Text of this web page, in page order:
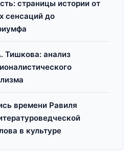
страницы истории от
сенсаций до
Тишкова: анализ
времени Равиля
в культуре